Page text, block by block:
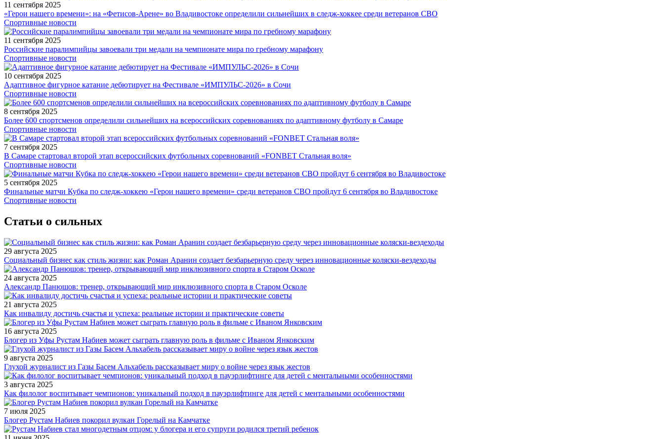
11 сентября 2025
«Герои нашего времени»: на «Фетисов-Арене» во Владивостоке определили сильнейших в следж-хоккее среди ветеранов СВО
Спортивные новости
11 сентября 2025
Российские паралимпийцы завоевали три медали на чемпионате мира по гребному марафону
Спортивные новости
10 сентября 2025
Адаптивное фигурное катание дебютирует на Фестивале «ИМПУЛЬС-2026» в Сочи
Спортивные новости
8 сентября 2025
Более 600 спортсменов определили сильнейших на всероссийских соревнованиях по адаптивному футболу в Самаре
Спортивные новости
7 сентября 2025
В Самаре стартовал второй этап всероссийских футбольных соревнований «FONBET Стальная воля»
Спортивные новости
5 сентября 2025
Финальные матчи Кубка по следж-хоккею «Герои нашего времени» среди ветеранов СВО пройдут 6 сентября во Владивостоке
Спортивные новости
Статьи о сильных
29 августа 2025
Социальный бизнес как стиль жизни: как Роман Аранин создает безбарьерную среду через инновационные коляски-вездеходы
24 августа 2025
Александр Панюшов: тренер, открывающий мир инклюзивного спорта в Старом Осколе
21 августа 2025
Как инвалиду достичь счастья и успеха: реальные истории и практические советы
16 августа 2025
Блогер из Уфы Рустам Набиев может сыграть главную роль в фильме с Иваном Янковским
9 августа 2025
Глухой журналист из Газы Басем Альхабель рассказывает миру о войне через язык жестов
3 августа 2025
Как филолог воспитывает чемпионов: уникальный подход в пауэрлифтинге для детей с ментальными особенностями
7 июля 2025
Блогер Рустам Набиев покорил вулкан Горелый на Камчатке